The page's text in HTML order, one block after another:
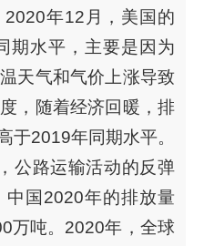
年12月，美国的
期水平，主要是因为
天气和气价上涨导致
，随着经济回暖，排
于2019年同期水平。
公路运输活动的反弹
国2020年的排放量
万吨。2020年，全球